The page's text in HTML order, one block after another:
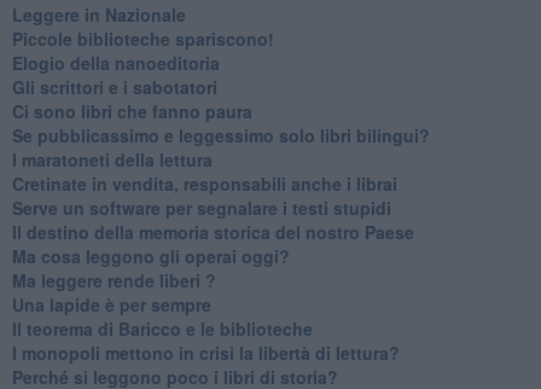
​Leggere in Nazionale
​Piccole biblioteche spariscono!
​Elogio della nanoeditoria
Gli scrittori e i sabotatori
Ci sono libri che fanno paura
Se pubblicassimo e leggessimo solo libri bilingui?
I maratoneti della lettura
Cretinate in vendita, responsabili anche i librai
Serve un software per segnalare i testi stupidi
​Il destino della memoria storica del nostro Paese
Ma cosa leggono gli operai oggi?
Ma leggere rende liberi ?
​Una lapide è per sempre
Il teorema di Baricco e le biblioteche
I monopoli mettono in crisi la libertà di lettura?
​Perché si leggono poco i libri di storia?